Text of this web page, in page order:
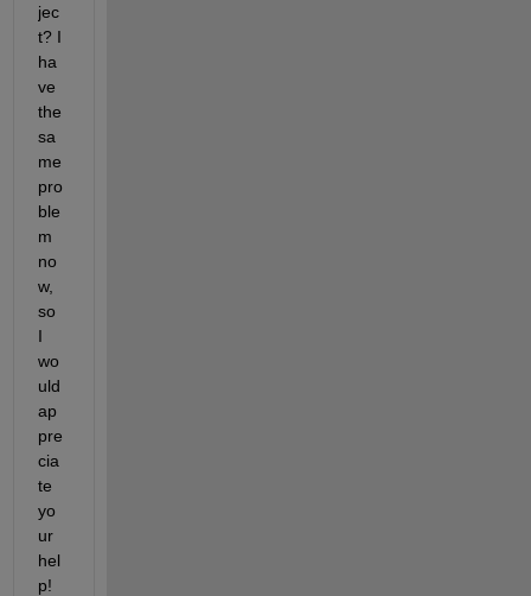
jec
t? I
ha
ve
the
sa
me
pro
ble
m
no
w,
so
I
wo
uld
ap
pre
cia
te
yo
ur
hel
p!